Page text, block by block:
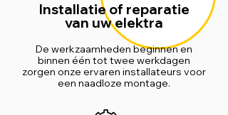
Installatie of reparatie
van uw elektra
De werkzaamheden beginnen en
binnen één tot twee werkdagen
zorgen onze ervaren installateurs voor
een naadloze montage.